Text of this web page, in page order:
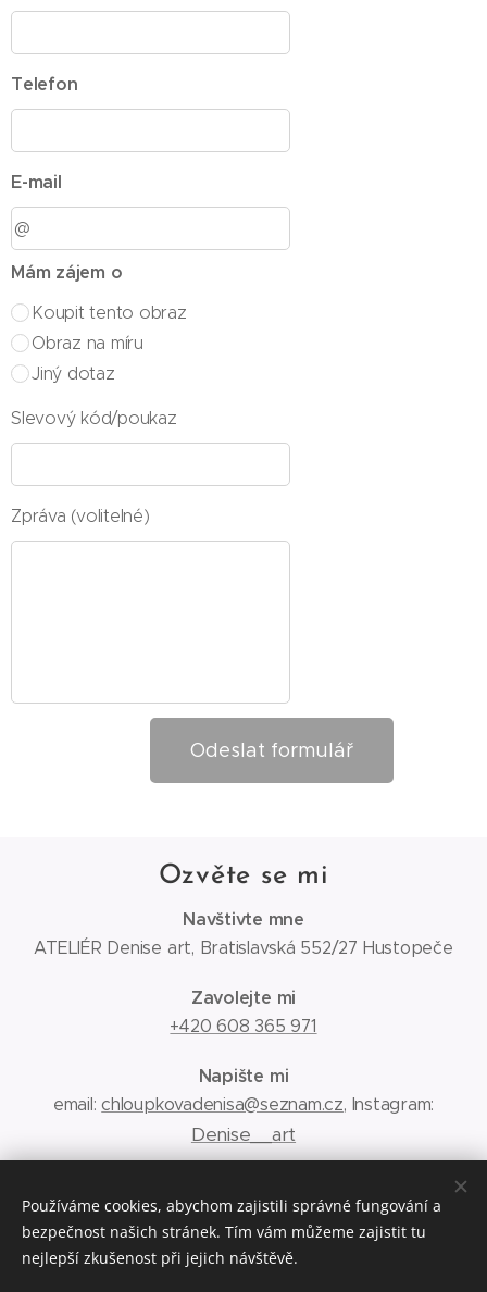
Telefon
E-mail
Mám zájem o
Koupit tento obraz
Obraz na míru
Jiný dotaz
Slevový kód/poukaz
Zpráva (volitelné)
Odeslat formulář
Ozvěte se mi
Navštivte mne
ATELIÉR Denise art, Bratislavská 552/27 Hustopeče
Zavolejte mi
+420 608 365 971
Napište mi
email:chloupkovadenisa@seznam.cz, Instagram:
Denise__art
Obchodní podmínky
Ochrana osobních údajů
Používáme cookies, abychom zajistili správné fungování a
bezpečnost našich stránek. Tím vám můžeme zajistit tu
nejlepší zkušenost při jejich návštěvě.